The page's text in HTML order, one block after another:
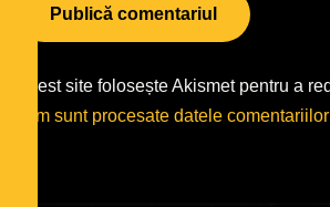
Acest site folosește Akismet pentru a
cum sunt procesate datele